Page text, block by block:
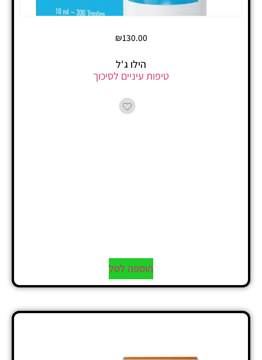
₪130.00
הילו ג'ל
טיפות עיניים לסיכוך
הוספה לסל